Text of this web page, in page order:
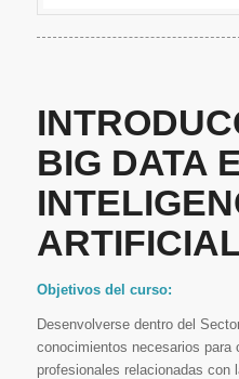
BIG DATA
Objetivos del curso:
Desenvolverse dentro del
conocimientos necesarios para
profesionales relacionadas